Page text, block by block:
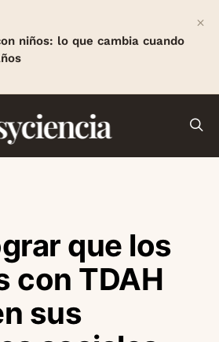
niños: lo que cambia cuando
×
que los
con TDAH
sus